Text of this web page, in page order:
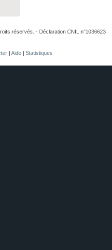
réservés. - Déclaration CNIL n°1036623
| Aide | Statistiques